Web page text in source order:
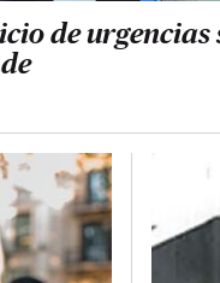
de urgencias